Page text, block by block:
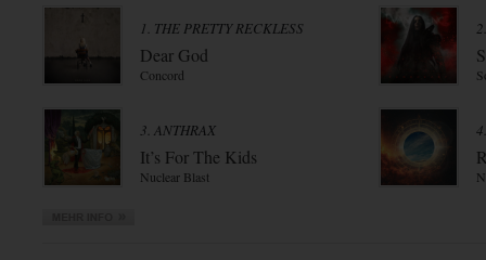
1. THE PRETTY RECKLESS
Dear God
Concord
3. ANTHRAX
It’s For The Kids
Nuclear Blast